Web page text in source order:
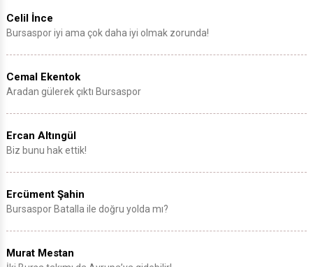
Celil İnce
Bursaspor iyi ama çok daha iyi olmak zorunda!
Cemal Ekentok
Aradan gülerek çıktı Bursaspor
Ercan Altıngül
Biz bunu hak ettik!
Ercüment Şahin
Bursaspor Batalla ile doğru yolda mı?
Murat Mestan